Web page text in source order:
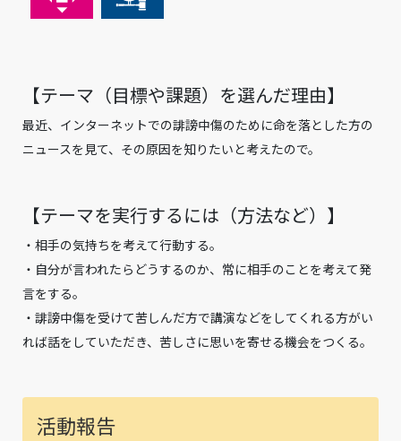
【テーマ（目標や課題）を選んだ理由】
最近、インターネットでの誹謗中傷のために命を落とした方の
ニュースを見て、その原因を知りたいと考えたので。
【テーマを実行するには（方法など）】
・相手の気持ちを考えて行動する。
・自分が言われたらどうするのか、常に相手のことを考えて発
言をする。
・誹謗中傷を受けて苦しんだ方で講演などをしてくれる方がい
れば話をしていただき、苦しさに思いを寄せる機会をつくる。
活動報告